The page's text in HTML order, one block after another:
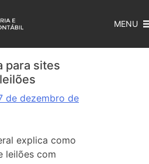
MENU
para sites
de dezembro de
explica como
leilões com